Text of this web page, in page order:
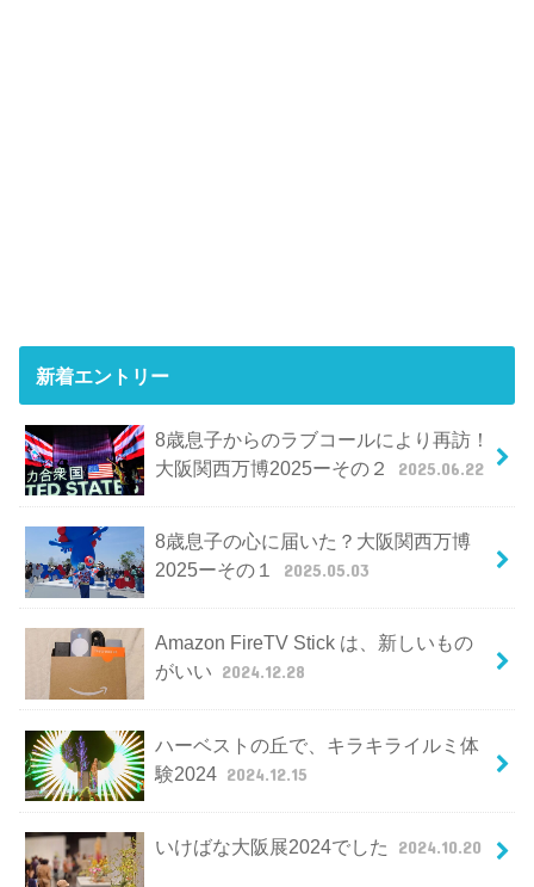
新着エントリー
8歳息子からのラブコールにより再訪！
大阪関西万博2025ーその２
2025.06.22
8歳息子の心に届いた？大阪関西万博
2025ーその１
2025.05.03
Amazon FireTV Stick は、新しいもの
がいい 2024.12.28
ハーベストの丘で、キラキライルミ体
験2024 2024.12.15
いけばな大阪展2024でした 2024.10.20